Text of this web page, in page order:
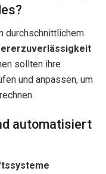
durchschnittlichem
sollten ihre
und anpassen, um
automatisiert